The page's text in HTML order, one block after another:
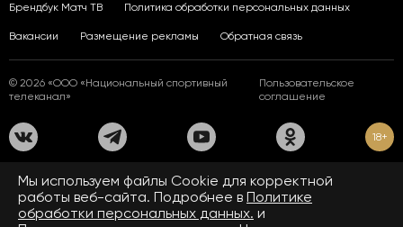
Брендбук Матч ТВ Политика обработки персональных данных
Вакансии Размещение рекламы Обратная связь
© 2026 «ООО «Национальный спортивный
телеканал»
Пользовательское
соглашение
18+
На сайте применяются рекомендательные технологии. Подробнее
Правилах применения рекомендательных технологий.
Средство массовой информации сетевое издание «www.matchtv.ru»
зарегистрировано Федеральной службой по надзору в сфере связи,
Мы используем файлы Сookie для корректной
работы веб-сайта. Подробнее в Политике
обработки персональных данных. и